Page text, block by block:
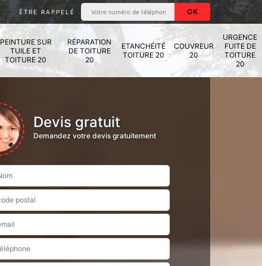
ÊTRE RAPPELÉ
PEINTURE SUR
TUILE ET
TOITURE 20
RÉPARATION
DE TOITURE
20
ETANCHÉITÉ
TOITURE 20
COUVREUR
20
URGENCE
FUITE DE
TOITURE
20
Devis gratuit
Demandez votre devis gratuitement